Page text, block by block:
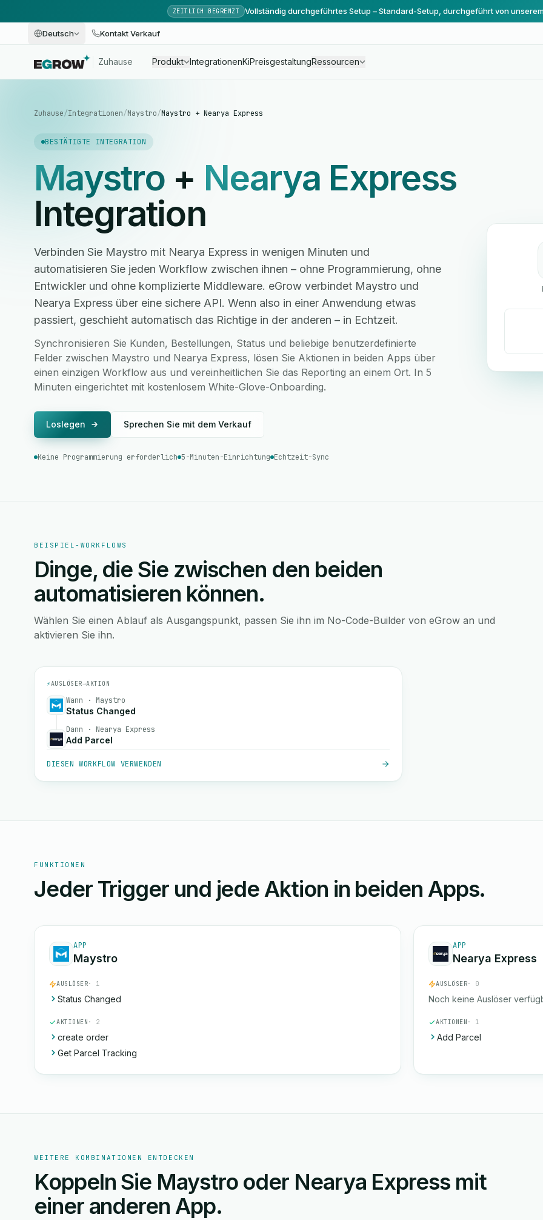
ZEITLICH BEGRENZT Vollständig durchgeführtes Setup – Standard-Setup, durchgeführt von
Deutsch Kontakt Verkauf
Zuhause Produkt IntegrationenKiPreisgestaltungRessourcen
Zuhause/Integrationen/Maystro/Maystro + Nearya Express
BESTÄTIGTE INTEGRATION
Maystro+ Nearya Express
Integration
Verbinden Sie Maystro mit Nearya Express in wenigen Minuten und
automatisieren Sie jeden Workflow zwischen ihnen – ohne Programmierung, ohne
Entwickler und ohne komplizierte Middleware. eGrow verbindet Maystro und
Nearya Express über eine sichere API. Wenn also in einer Anwendung etwas
passiert, geschieht automatisch das Richtige in der anderen – in Echtzeit.
Synchronisieren Sie Kunden, Bestellungen, Status und beliebige benutzerdefinierte
Felder zwischen Maystro und Nearya Express, lösen Sie Aktionen in beiden Apps über
einen einzigen Workflow aus und vereinheitlichen Sie das Reporting an einem Ort. In 5
Minuten eingerichtet mit kostenlosem White-Glove-Onboarding.
Loslegen Sprechen Sie mit dem Verkauf
Keine Programmierung erforderlich 5-Minuten-Einrichtung Echtzeit-Sync
BEISPIEL-WORKFLOWS
Dinge, die Sie zwischen den beiden
automatisieren können.
Wählen Sie einen Ablauf als Ausgangspunkt, passen Sie ihn im No-Code-Builder von eGrow an und
aktivieren Sie ihn.
⚡AUSLÖSER→AKTION
Wann · Maystro
Status Changed
Dann · Nearya Express
Add Parcel
DIESEN WORKFLOW VERWENDEN
FUNKTIONEN
Jeder Trigger und jede Aktion in beiden Apps.
APP
Maystro
AUSLÖSER· 1
Status Changed
AKTIONEN · 2
create order
Get Parcel Tracking
APP
Nearya Express
AUSLÖSER· 0
Noch keine Auslöser
AKTIONEN · 1
Add Parcel
WEITERE KOMBINATIONEN ENTDECKEN
Koppeln Sie Maystro oder Nearya Express mit
einer anderen App.